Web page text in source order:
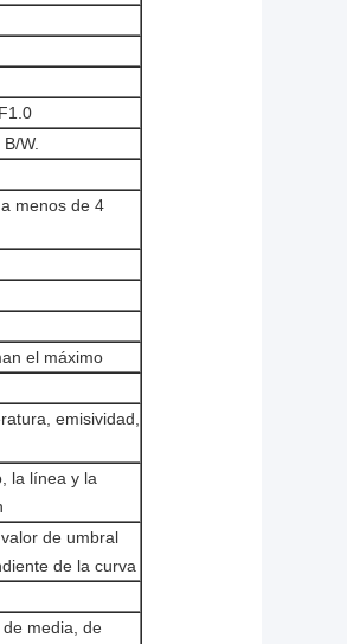
W.
menos de 4
el máximo
emisividad,
la línea y la
de umbral
de la curva
media, de